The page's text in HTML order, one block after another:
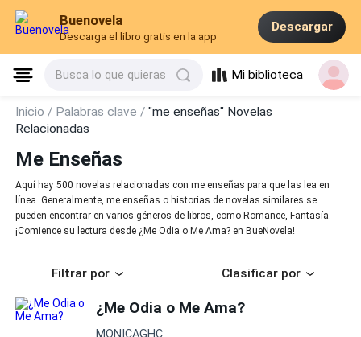
Buenovela
Descarga el libro gratis en la app
Descargar
Busca lo que quieras Mi biblioteca
Inicio / Palabras clave /"me enseñas" Novelas
Relacionadas
Me Enseñas
Aquí hay 500 novelas relacionadas con me enseñas para que las lea en
línea. Generalmente, me enseñas o historias de novelas similares se
pueden encontrar en varios géneros de libros, como Romance, Fantasía.
¡Comience su lectura desde ¿Me Odia o Me Ama? en BueNovela!
Filtrar por Clasificar por
¿Me Odia o Me Ama?
MONICAGHC